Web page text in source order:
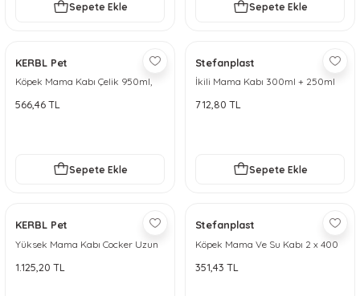
Sepete Ekle Sepete Ekle
KERBL Pet
Köpek Mama Kabı Çelik 950ml,
566,46 TL
Sepete Ekle
Stefanplast
İkili Mama Kabı 300ml + 250ml
712,80 TL
Sepete Ekle
KERBL Pet
Yüksek Mama Kabı Cocker Uzun
Paslanmaz Çelik 1825 ml (62 oz)
1.125,20 TL
Stefanplast
Köpek Mama Ve Su Kabı 2 x 400
351,43 TL